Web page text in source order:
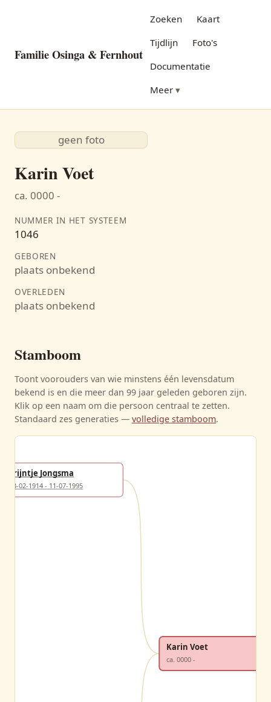
Familie Osinga & Fernhout
Zoeken
Kaart
Tijdlijn
Foto's
Documentatie
Meer
geen foto
Karin Voet
ca. 0000 -
NUMMER IN HET SYSTEEM
1046
GEBOREN
plaats onbekend
OVERLEDEN
plaats onbekend
Stamboom
Toont voorouders van wie minstens één levensdatum
bekend is en die meer dan 99 jaar geleden geboren zijn.
Klik op een naam om die persoon centraal te zetten.
Standaard zes generaties — volledige stamboom.
Trijntje Jongsma
23-02-1914 - 11-07-1995
Karin Voet
ca. 0000 -